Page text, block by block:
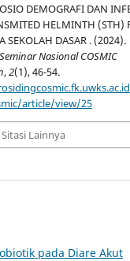
DEMOGRAFI DAN
HELMINTH (STH)
SEKOLAH DASAR . (2024).
Nasional COSMIC
,2(1), 46-54.
article/view/25
Lainnya
pada Diare Akut